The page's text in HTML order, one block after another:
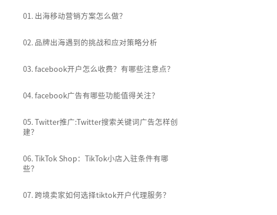
01. 出海移动营销方案怎么做？
02. 品牌出海遇到的挑战和应对策略分析
03.facebook开户怎么收费？有哪些注意点？
04.facebook广告有哪些功能值得关注？
05.Twitter推广:Twitter搜索关键词广告怎样创
建？
06.TikTok Shop：TikTok小店入驻条件有哪
些？
07.跨境卖家如何选择tiktok开户代理服务？